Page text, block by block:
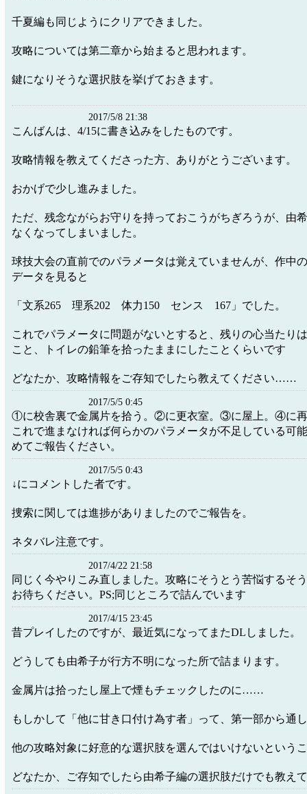
千夏編も同じようにクリアできました。
攻略については第二章から始まると思われます。
鍵になりそうな選択肢を挙げておきます。
2017/5/8 21:38
こんばんは、4/15に書き込みをしたものです。
攻略情報を教えてくださった方、ありがとうございます。
おかげで少し進みました。
ただ、残念ながらお守りを持っておこうがちぎろうが、由
なくなってしまいました。
球技大会の直前でのパラメータは覚えていませんが、作中
データを見ると
「文系265 理系202 体力150 センス 167」でした。
これでパラメータに問題がないとすると、残りの心当たり
こと、トイレの鉛筆を拾ったままにしたことくらいです
どなたか、攻略情報をご存知でしたら教えてください……
2017/5/5 0:45
①に校舎裏で金属片を拾う。②に更衣室。③に屋上。④に
これで進まなければ何らかのパラメータが不足している可
めてご報告ください。
2017/5/5 0:43
↓にコメントした者です。
捜索に関しては進捗がありましたのでご報告を。
ネタバレ注意です。
2017/4/22 21:58
同じく今やりこみ直しました。攻略にそうとう苦悩するそ
お待ちください。PS;同じところで詰んでいます
2017/4/15 23:45
昔プレイしたのですが、最近気になってまたDLしました。
どうしても由希子が行方不明になった所で詰まります。
金属片は拾ったし屋上で煙もチェックしたのに……
もしかして「他に甘き口付け為す者」って、第一部から通
他の攻略対象に好意的な選択肢を選んではいけないという
どなたか、ご存知でしたら由希子編の選択肢だけでも教